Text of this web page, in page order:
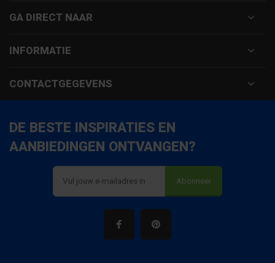
GA DIRECT NAAR
INFORMATIE
CONTACTGEGEVENS
DE BESTE INSPIRATIES EN
AANBIEDINGEN ONTVANGEN?
Abonneer